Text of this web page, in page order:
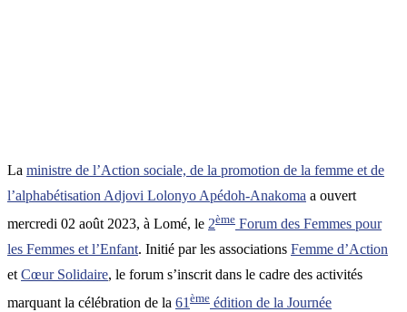
La ministre de l’Action sociale, de la promotion de la femme et de
l’alphabétisation Adjovi Lolonyo Apédoh-Anakoma a ouvert
mercredi 02 août 2023, à Lomé, le 2ème Forum des Femmes pour
les Femmes et l’Enfant. Initié par les associations Femme d’Action
et Cœur Solidaire, le forum s’inscrit dans le cadre des activités
marquant la célébration de la 61 ème édition de la Journée